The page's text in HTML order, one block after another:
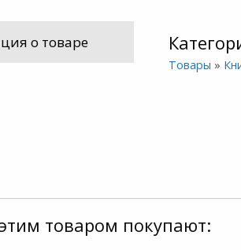
о товаре
Товары »
товаром покупают: